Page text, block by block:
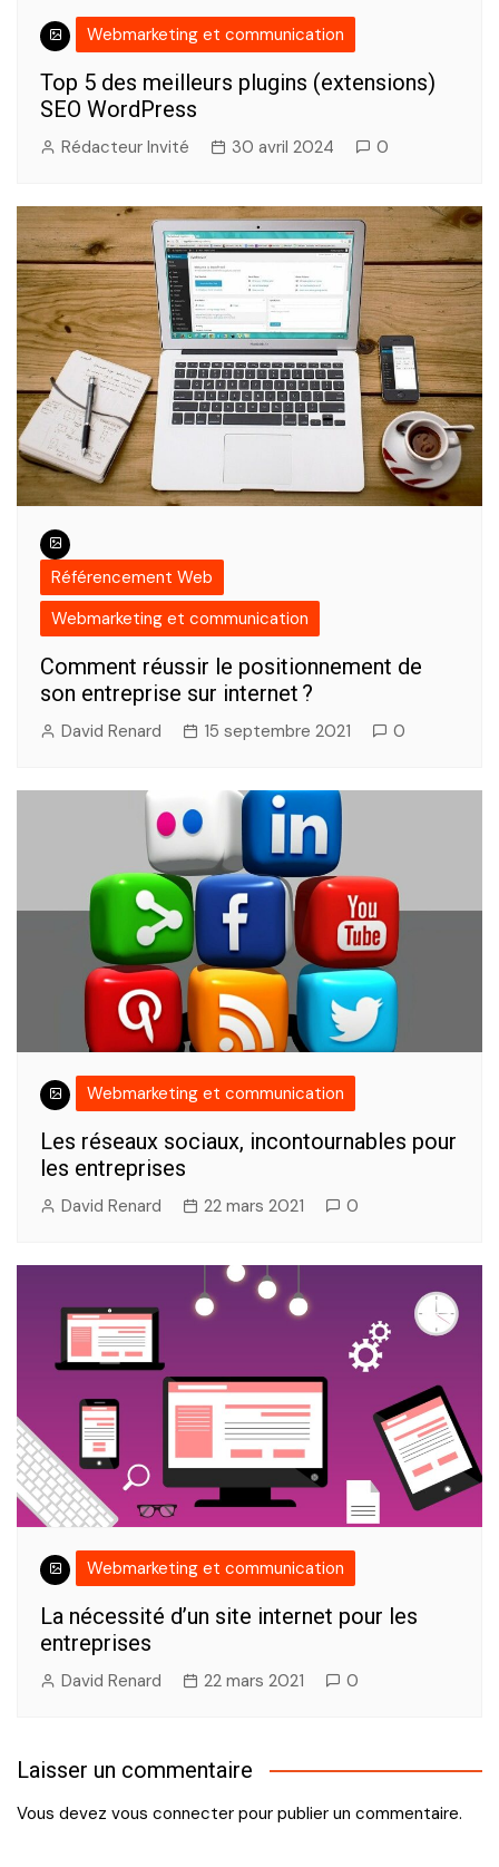
Webmarketing et communication
Top 5 des meilleurs plugins (extensions)
SEO WordPress
Rédacteur Invité 30 avril 2024 0
Référencement Web
Webmarketing et communication
Comment réussir le positionnement de
son entreprise sur internet ?
David Renard 15 septembre 2021 0
Webmarketing et communication
Les réseaux sociaux, incontournables pour
les entreprises
David Renard 22 mars 2021 0
Webmarketing et communication
La nécessité d’un site internet pour les
entreprises
David Renard 22 mars 2021 0
Laisser un commentaire
Vous devez vous connecter pour publier un commentaire.